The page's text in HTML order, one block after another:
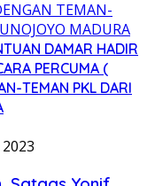
DAMAR HADIR
PERCUMA (
TEMAN PKL DARI